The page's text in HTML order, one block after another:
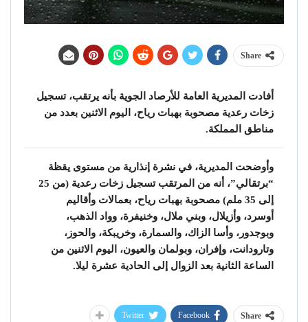
Share
أفادت المديرية العامة للأرصاد الجوية بأنه يرتقب، تسجيل
زخات رعدية مصحوبة بهبات رياح، اليوم الاثنين بعدد من
مناطق المملكة.
وأوضحت المديرية، في نشرة إنذارية من مستوى يقظة
“برتقالي”، أنه من المرتقب تسجيل زخات رعدية (من 25
إلى 35 ملم) مصحوبة بهبات رياح، بعمالات وأقاليم
أوسرد، وأزيلال، وبني ملال، وخنيفرة، وواد الذهب،
وبوجدور، وأسا الزاك، والسمارة، وخريبكة، والحوز،
وتارودانت، وإفران، وبولمان والعيون، اليوم الاثنين من
الساعة الثانية بعد الزوال إلى الحادية عشرة ليلا.
Share
Facebook
Twitter